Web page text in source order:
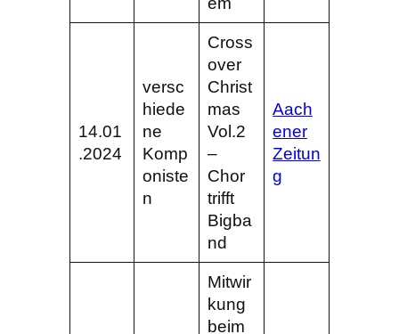
14.01
.2024
versc
hiede
ne
Komp
oniste
n
Cross
over
Christ
mas
Vol.2
–
Chor
trifft
Bigba
nd
Aach
ener
Zeitun
g
Mitwir
kung
beim